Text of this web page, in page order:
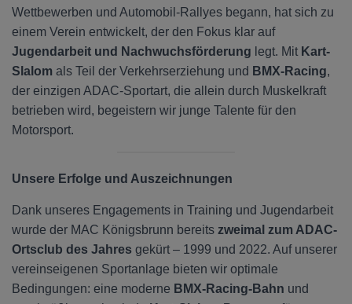
Wettbewerben und Automobil-Rallyes begann, hat sich zu
einem Verein entwickelt, der den Fokus klar auf
Jugendarbeit und Nachwuchsförderung legt. Mit Kart-
Slalom als Teil der Verkehrserziehung und BMX-Racing,
der einzigen ADAC-Sportart, die allein durch Muskelkraft
betrieben wird, begeistern wir junge Talente für den
Motorsport.
Unsere Erfolge und Auszeichnungen
Dank unseres Engagements in Training und Jugendarbeit
wurde der MAC Königsbrunn bereits zweimal zum ADAC-
Ortsclub des Jahres gekürt – 1999 und 2022. Auf unserer
vereinseigenen Sportanlage bieten wir optimale
Bedingungen: eine moderne BMX-Racing-Bahn und